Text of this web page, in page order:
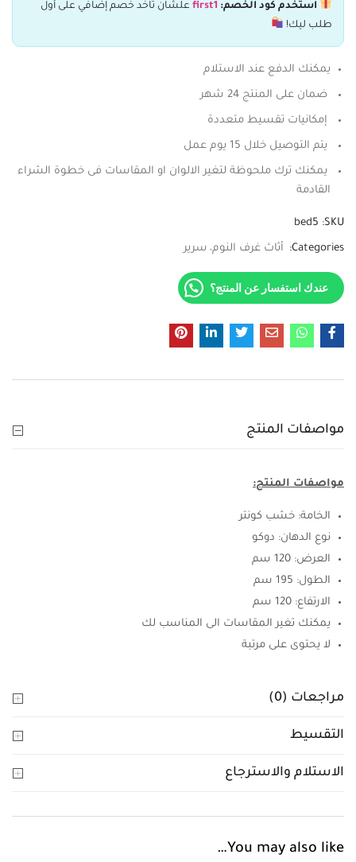
استخدم كود الخصم: first1علشان تاخد خصم إضافي على أول
طلب ليك!
يمكنك الدفع عند الاستلام
ضمان على المنتج 24 شهر
إمكانيات تقسيط متعددة
يتم التوصيل خلال 15 يوم عمل
يمكنك ترك ملحوظة لتغير الالوان او المقاسات فى خطوة الشراء
القادمة
SKU:
bed5
Categories: أثاث غرف النوم سرير
عندك استفسار عن المنتج؟
مواصفات المنتج
مواصفات المنتج:
الخامة: خشب كونتر
نوع الدهان: دوكو
العرض: 120 سم
الطول: 195 سم
الارتفاع: 120 سم
يمكنك تغير المقاسات الى المناسب لك
لا يحتوى على مرتبة
مراجعات (0)
التقسيط
الاستلام والاسترجاع
You may also like…